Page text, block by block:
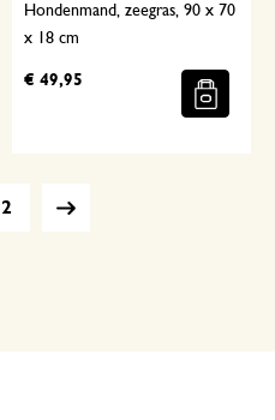
Hondenmand, zeegras, 90 x 70
x 18 cm
€ 49,95
2